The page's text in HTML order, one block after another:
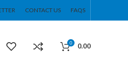
CONTACT US FAQS
0 0.00